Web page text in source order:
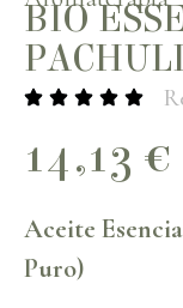
BIO
14,13 €
Aceite
Puro)